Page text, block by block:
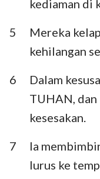
Mikha
Habakuk
Maleakhi
kediaman di
5
Mereka
kehilangan
6
Dalam
TUHAN, dan
kesesakan.
7
Ia
lurus ke